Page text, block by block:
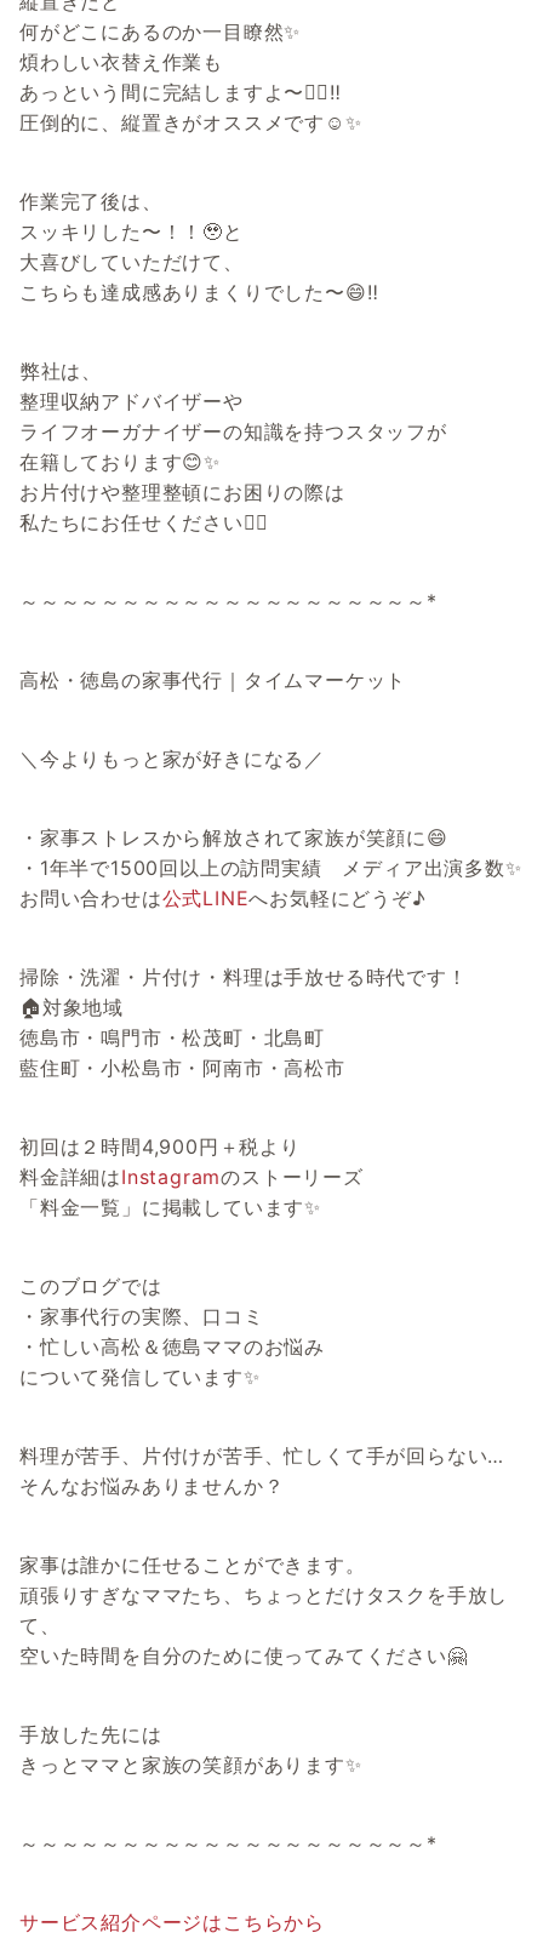
何がどこにあるのか一目瞭然✨
煩わしい衣替え作業も
あっという間に完結しますよ〜🙆‍♀️‼️
圧倒的に、縦置きがオススメです☺️✨
作業完了後は、
スッキリした〜！！🥹と
大喜びしていただけて、
こちらも達成感ありまくりでした〜😄‼
️弊社は、
整理収納アドバイザーや
ライフオーガナイザーの知識を持つスタッフが
在籍しております😊✨
お片付けや整理整頓にお困りの際は
私たちにお任せください🙆‍♀️
～～～～～～～～～～～～～～～～～～～～*
高松・徳島の家事代行｜タイムマーケット
＼今よりもっと家が好きになる／
・家事ストレスから解放されて家族が笑顔に😄
・1年半で1500回以上の訪問実績 メディア出演多数✨
お問い合わせは公式LINEへお気軽にどうぞ♪
掃除・洗濯・片付け・料理は手放せる時代です！
🏠対象地域
徳島市・鳴門市・松茂町・北島町
藍住町・小松島市・阿南市・高松市
初回は２時間4,900円＋税より
料金詳細はInstagramのストーリーズ
「料金一覧」に掲載しています✨
このブログでは
・家事代行の実際、口コミ
・忙しい高松＆徳島ママのお悩み
について発信しています✨
料理が苦手、片付けが苦手、忙しくて手が回らない…
そんなお悩みありませんか？
家事は誰かに任せることができます。
頑張りすぎなママたち、ちょっとだけタスクを手放し
て、
空いた時間を自分のために使ってみてください🤗
手放した先には
きっとママと家族の笑顔があります✨
～～～～～～～～～～～～～～～～～～～～*
サービス紹介ページはこちらから